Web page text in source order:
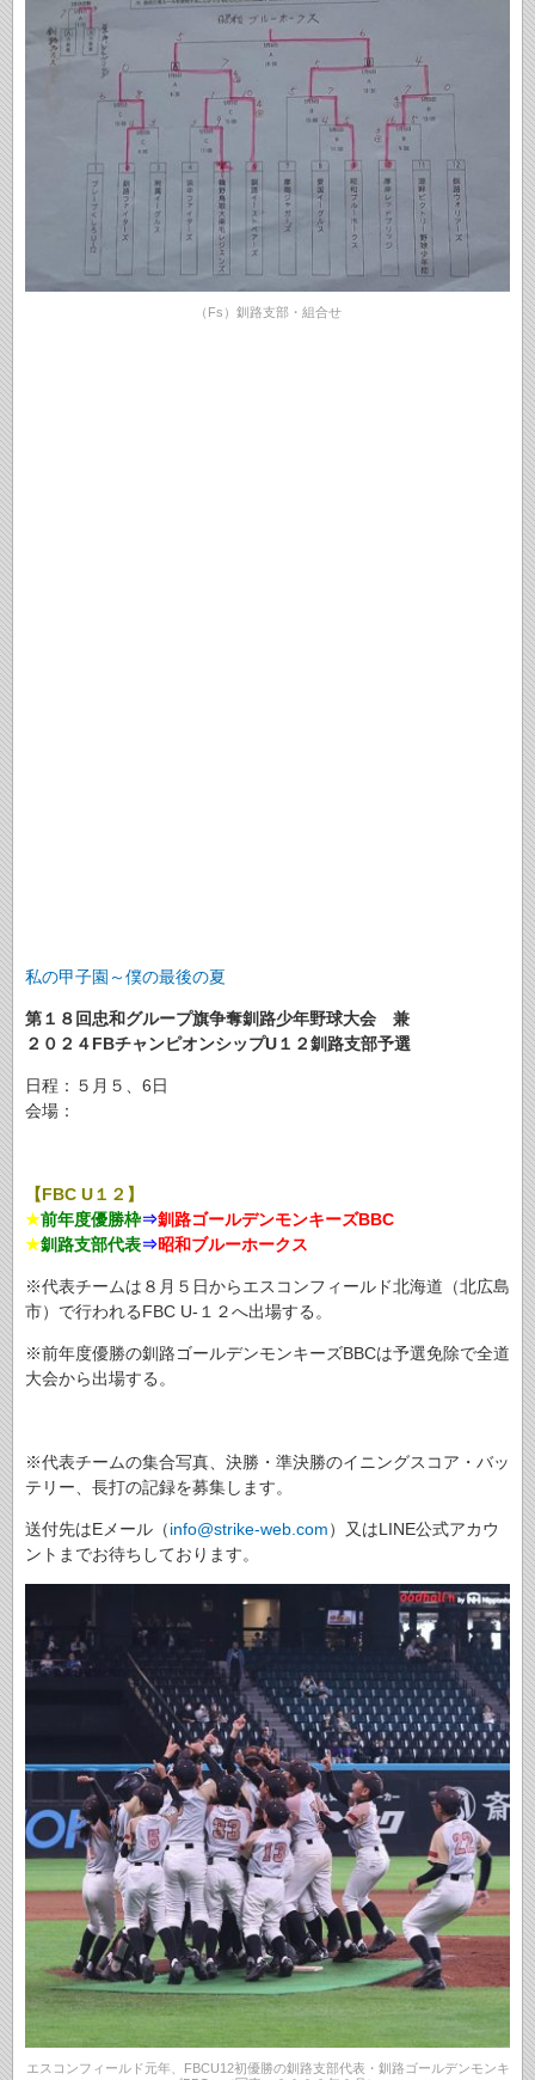
（Fs）釧路支部・組合せ
私の甲子園～僕の最後の夏
第１８回忠和グループ旗争奪釧路少年野球大会 兼
２０２４FBチャンピオンシップU１２釧路支部予選
日程：５月５、6日
会場：
【FBC U１２】
★前年度優勝枠⇒釧路ゴールデンモンキーズBBC
★釧路支部代表⇒昭和ブルーホークス
※代表チームは８月５日からエスコンフィールド北海道（北広島
市）で行われるFBC U-１２へ出場する。
※前年度優勝の釧路ゴールデンモンキーズBBCは予選免除で全道
大会から出場する。
※代表チームの集合写真、決勝・準決勝のイニングスコア・バッ
テリー、長打の記録を募集します。
送付先はEメール（info@strike-web.com）又はLINE公式アカウ
ントまでお待ちしております。
エスコンフィールド元年、FBCU12初優勝の釧路支部代表・釧路ゴールデンモンキ